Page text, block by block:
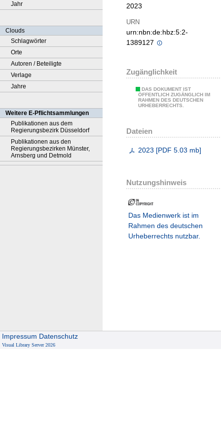
Jahr
Clouds
Schlagwörter
Orte
Autoren / Beteiligte
Verlage
Jahre
Weitere E-Pflichtsammlungen
Publikationen aus dem
Regierungsbezirk Düsseldorf
Publikationen aus den
Regierungsbezirken Münster,
Arnsberg und Detmold
2023
URN
urn:nbn:de:hbz:5:2-
1389127
Zugänglichkeit
DAS DOKUMENT IST
ÖFFENTLICH ZUGÄNGLICH IM
RAHMEN DES DEUTSCHEN
URHEBERRECHTS.
Dateien
2023 [PDF 5.03 mb]
Nutzungshinweis
Das Medienwerk ist im
Rahmen des deutschen
Urheberrechts nutzbar.
Impressum Datenschutz
Visual Library Server 2026